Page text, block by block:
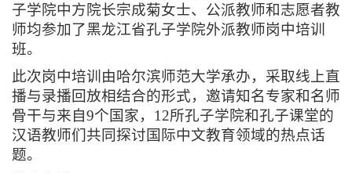
子学院中方院长宗成菊女士、公派教师和志愿者教
师均参加了黑龙江省孔子学院外派教师岗中培训
班。
此次岗中培训由哈尔滨师范大学承办，采取线上直
播与录播回放相结合的形式，邀请知名专家和名师
骨干与来自9个国家，12所孔子学院和孔子课堂的
汉语教师们共同探讨国际中文教育领域的热点话
题。